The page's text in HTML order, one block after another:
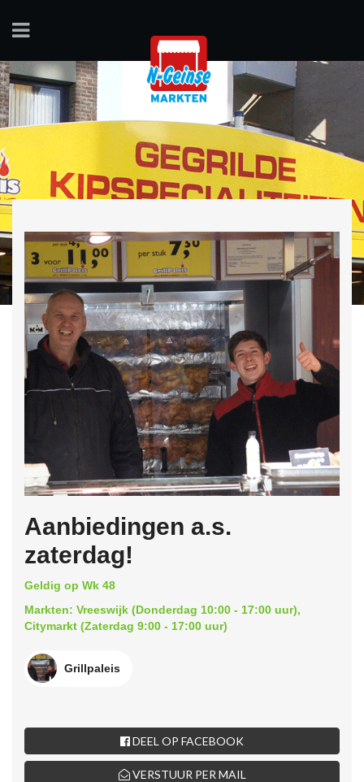
Aanbiedingen a.s.
zaterdag!
Geldig op Wk 48
Markten: Vreeswijk (Donderdag 10:00 - 17:00 uur),
Citymarkt (Zaterdag 9:00 - 17:00 uur)
Grillpaleis
DEEL OP FACEBOOK
VERSTUUR PER MAIL